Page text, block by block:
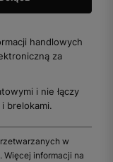
handlowych
za
i nie łączy
brelokami.
w
Więcej informacji na